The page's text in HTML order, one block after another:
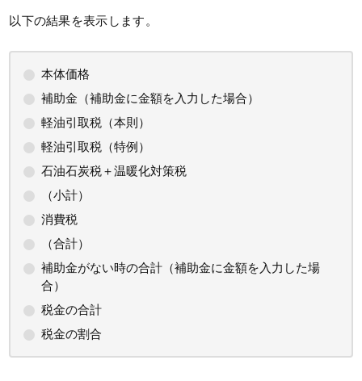
以下の結果を表示します。
本体価格
補助金（補助金に金額を入力した場合）
軽油引取税（本則）
軽油引取税（特例）
石油石炭税＋温暖化対策税
（小計）
消費税
（合計）
補助金がない時の合計（補助金に金額を入力した場
合）
税金の合計
税金の割合